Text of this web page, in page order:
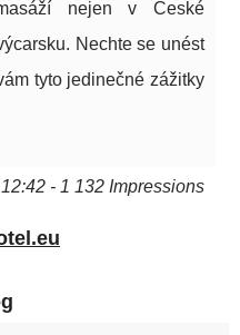
nejen v České
Nechte se unést
tyto jedinečné zážitky
- 1 132 Impressions